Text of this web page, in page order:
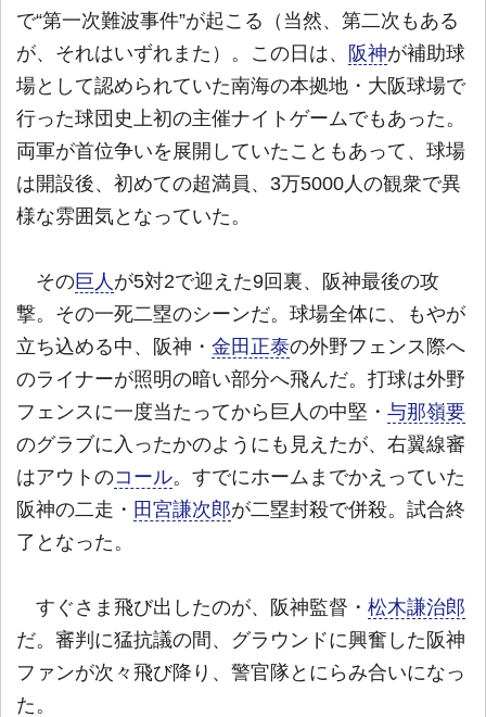
で“第一次難波事件”が起こる（当然、第二次もある
が、それはいずれまた）。この日は、 阪神が補助球
場として認められていた南海の本拠地・大阪球場で
行った球団史上初の主催ナイト ゲームでもあった。
両軍が首位争いを展開していたこともあって、球場
は開設後、初めての超満員、3万5000人の観衆で異
様な雰囲気となっていた。
その巨人 が5対2で迎えた9回裏、阪神最後の攻
撃。その一死二塁のシーンだ。球場全体に、もやが
立ち込める中、阪神・ 金田正泰の外野フェンス際へ
のライナーが照明の暗い部分へ飛んだ。打球は外野
フェンスに一度当たってから巨人の中堅・ 与那嶺要
のグラブに入ったかのようにも見えたが、右翼線審
はアウトのコール。すでにホームまでかえっていた
阪神の二走・ 田宮謙次郎が二塁封殺で併殺。試合終
了となった。
すぐさま飛び出したのが、阪神監督・ 松木謙治郎
だ。審判に猛抗議の間、グラウンドに興奮した阪神
ファンが次々飛び降り、警官隊とにらみ合いになっ
た。